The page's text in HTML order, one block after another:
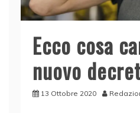
Ecco cosa
nuovo
13 Ottobre 2020